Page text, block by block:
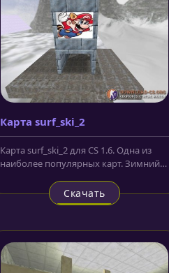
Карта surf_ski_2
Карта surf_ski_2 для CS 1.6. Одна из
наиболее популярных карт. Зимний
Скачать